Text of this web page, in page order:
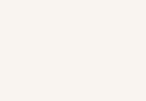
c869-46a2-ae52-b9baafef0b65
6596-46c2-ac9c-97eabbba109a